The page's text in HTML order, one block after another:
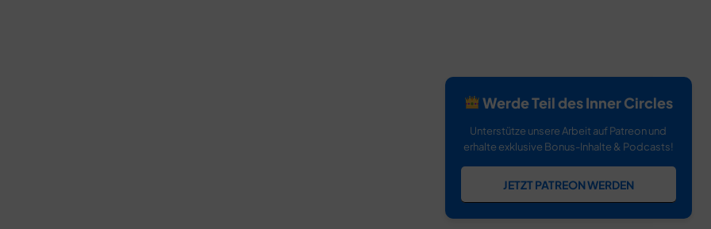
Werde Teil des Inner Circles
Unterstütze unsere Arbeit auf Patreon und
erhalte exklusive Bonus-Inhalte & Podcasts!
JETZT PATREON WERDEN